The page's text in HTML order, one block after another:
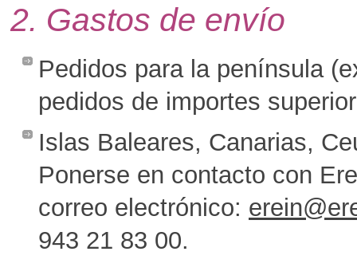
2. Gastos de envío
Pedidos para la península
pedidos de importes
Islas Baleares, Canarias,
Ponerse en contacto con
correo electrónico:
943 21 83 00.